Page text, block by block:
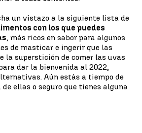
un vistazo a la siguiente lista de
con los que puedes
, más ricos en sabor para algunos
de masticar e ingerir que las
la superstición de comer las uvas
dar la bienvenida al 2022,
Aún estás a tiempo de
ellas o seguro que tienes alguna